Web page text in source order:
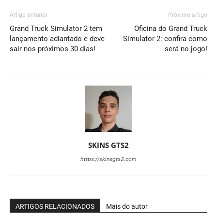
Artigo anterior
Grand Truck Simulator 2 tem
lançamento adiantado e deve
sair nos próximos 30 dias!
Próximo artigo
Oficina do Grand Truck
Simulator 2: confira como
será no jogo!
SKINS GTS2
https://skinsgts2.com
ARTIGOS RELACIONADOS Mais do autor